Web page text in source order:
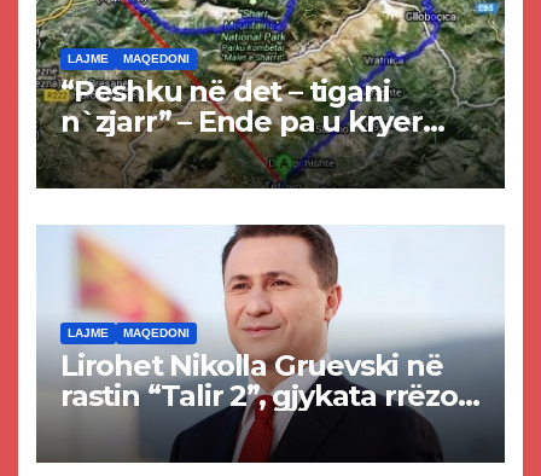
LAJME MAQEDONI
“Peshku në det – tigani
n`zjarr” – Ende pa u kryer
projekti i tunelit, komuna e
Tetovës nis punimet për
LAJME MAQEDONI
Lirohet Nikolla Gruevski në
rastin “Talir 2”, gjykata rrëzon
akuzat për ndërtimin e
paligjshëm të selisë së